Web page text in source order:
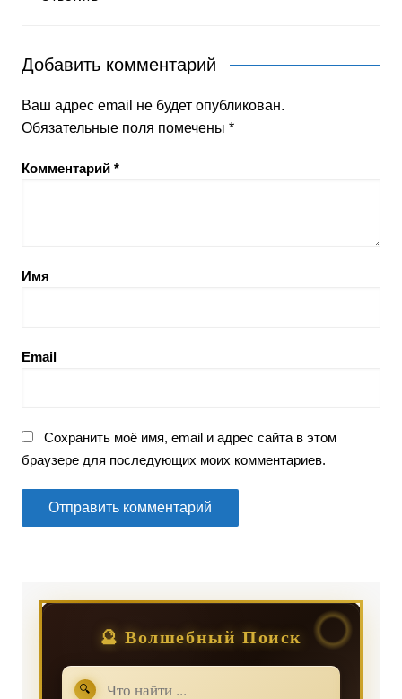
Добавить комментарий
Ваш адрес email не будет опубликован.
Обязательные поля помечены *
Комментарий *
Имя
Email
Сохранить моё имя, email и адрес сайта в этом
браузере для последующих моих комментариев.
🔮 Волшебный Поиск
🔍